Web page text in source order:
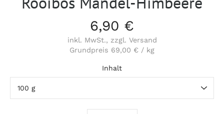
6,90 €
inkl. MwSt., zzgl. Versand
Grundpreis 69,00 € / kg
Inhalt
Variante auswählen